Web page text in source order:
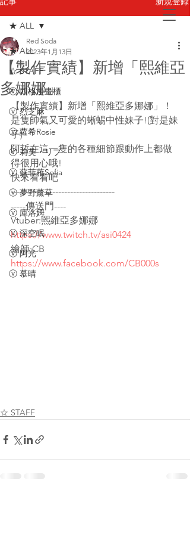
お問い合わせ
★ ALL
☆ STAFF
ⓥ 四格漫畫櫃
ⓥ 烈芝麻
ⓥ 蘿希Rosie
ⓥ 莉芙・リブ
ⓥ 蘇菲蕥Sofia
ⓥ 夢野薰草
ⓥ 庫洛姆
ⓥ 深空眠
ⓥ 阿光
ⓥ 慕晴
★ ALL
【製作實績】新增「熙維亞
多娜娜」
Red Soda
2023年1月13日
【製作實績】新增「熙維亞多娜娜」！
是隻帥氣又可愛的蜥蜴中性妹子!(對是妹
子)
阿哲在這一隻的各種細節跟動作上都做
得很用心哦!
快來看看吧
-----------------------------------
-----傳送門----
Vtuber:熙維亞多娜娜
https://www.twitch.tv/asi0424
繪師:CB
https://www.facebook.com/CB000s
☆ STAFF